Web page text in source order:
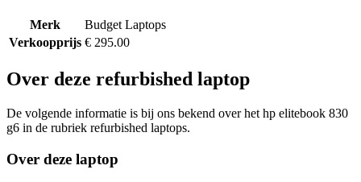
Merk
Budget Laptops
Verkoopprijs € 295.00
Over deze refurbished laptop
De volgende informatie is bij ons bekend over het hp elitebook 830
g6 in de rubriek refurbished laptops.
Over deze laptop